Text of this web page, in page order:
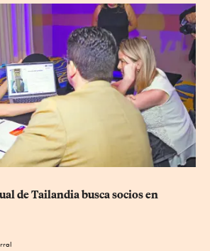
de Tailandia busca socios en